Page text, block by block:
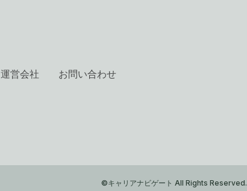
運営会社 お問い合わせ
©キャリアナビゲート All Rights Reserved.